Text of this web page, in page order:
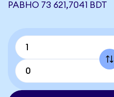
РАВНО 73 621,7041 BDT